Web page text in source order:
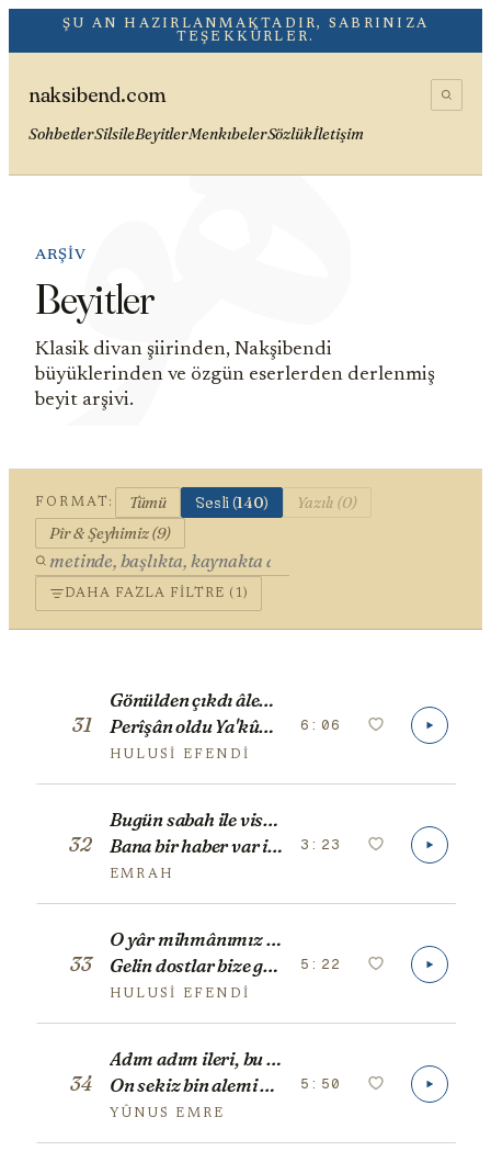
هُوَ
ŞU AN HAZIRLANMAKTADIR, SABRINIZA
TEŞEKKÜRLER.
naksibend.com
SohbetlerSilsileBeyitlerMenkıbelerSözlükİletişim
ARŞIV
Beyitler
Klasik divan şiirinden, Nakşibendi
büyüklerinden ve özgün eserlerden derlenmiş
beyit arşivi.
FORMAT: Tümü Sesli (140)
Yazılı (0)
Pîr & Şeyhimiz (9)
DAHA FAZLA FILTRE (1)
31
Gönülden çıkdı âlem dîdeden gayra nazar gelmez
Perîşân oldu Ya'kûb Yûsuf'undan bir haber gelmez
HULUSI EFENDI
6:06
32
Bugün sabah ile visal-i yârdan
Bana bir haber var inceden ince
EMRAH
3:23
33
O yâr mihmânımız oldu
Gelin dostlar bize gelin
HULUSI EFENDI
5:22
34
Adım adım ileri, bu alemden içeri,
On sekiz bin alemi gördüm bir dağ içinde.
YÛNUS EMRE
5:50